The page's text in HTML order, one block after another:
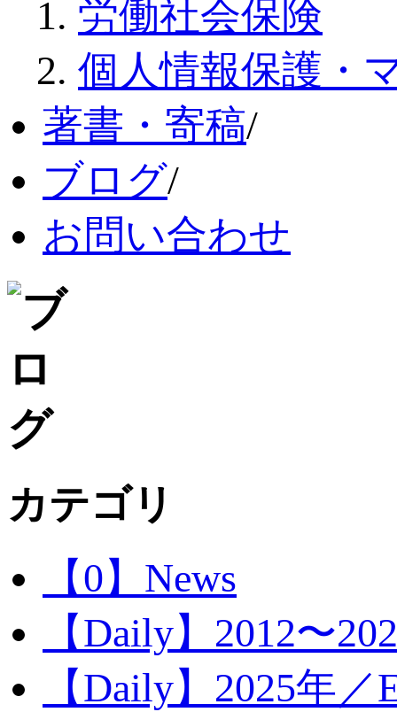
労働社会保険
個人情報保護・
著書・寄稿/
ブログ/
お問い合わせ
カテゴリ
【0】News
【Daily】2012〜
【Daily】2025年／